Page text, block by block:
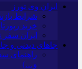
ایران وی تورز
شرایط
خرید
ایران سفر
جاهای دیدنی و
راهنمای
و…)